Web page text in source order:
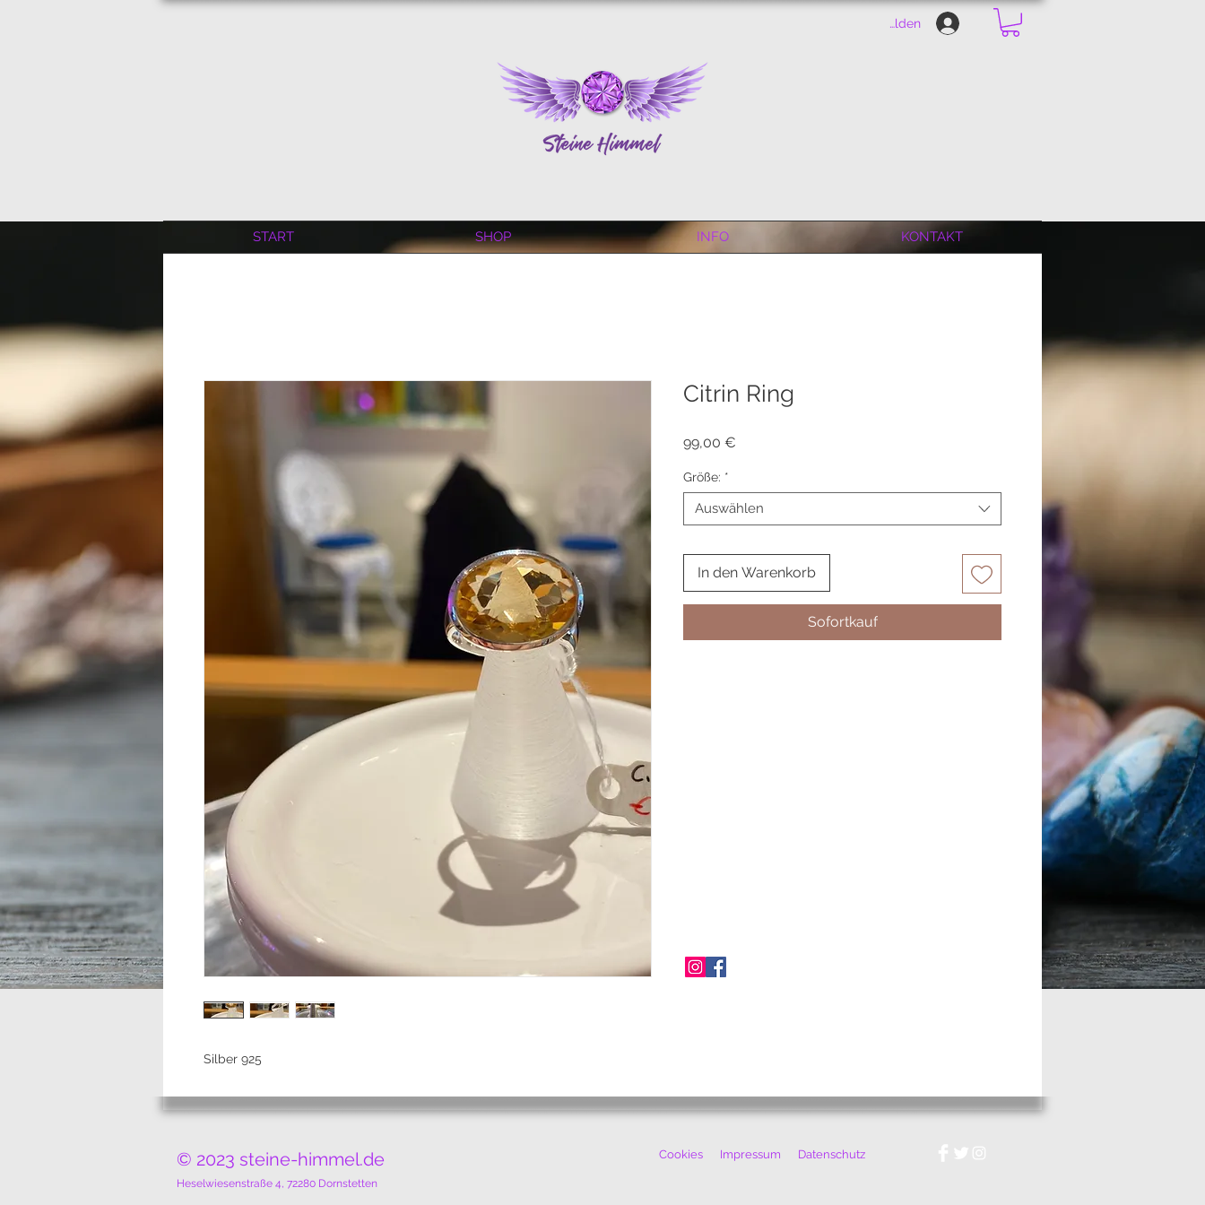
Anmelden
START SHOP INFO KONTAKT
Silber 925
Citrin Ring
99,00 €
Größe: *
Auswählen
In den Warenkorb
Sofortkauf
© 2023 steine-himmel.de
Heselwiesenstraße 4, 72280 Dornstetten
Cookies Impressum Datenschutz